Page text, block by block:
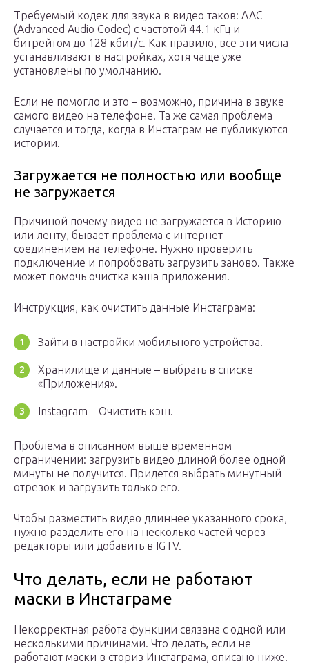
Требуемый кодек для звука в видео таков: AAC
(Advanced Audio Codec) с частотой 44.1 кГц и
битрейтом до 128 кбит/с. Как правило, все эти числа
устанавливают в настройках, хотя чаще уже
установлены по умолчанию.
Если не помогло и это – возможно, причина в звуке
самого видео на телефоне. Та же самая проблема
случается и тогда, когда в Инстаграм не публикуются
истории.
Загружается не полностью или вообще
не загружается
Причиной почему видео не загружается в Историю
или ленту, бывает проблема с интернет-
соединением на телефоне. Нужно проверить
подключение и попробовать загрузить заново. Также
может помочь очистка кэша приложения.
Инструкция, как очистить данные Инстаграма:
Зайти в настройки мобильного устройства.
Хранилище и данные – выбрать в списке
«Приложения».
Instagram – Очистить кэш.
Проблема в описанном выше временном
ограничении: загрузить видео длиной более одной
минуты не получится. Придется выбрать минутный
отрезок и загрузить только его.
Чтобы разместить видео длиннее указанного срока,
нужно разделить его на несколько частей через
редакторы или добавить в IGTV.
Что делать, если не работают
маски в Инстаграме
Некорректная работа функции связана с одной или
несколькими причинами. Что делать, если не
работают маски в сториз Инстаграма, описано ниже.